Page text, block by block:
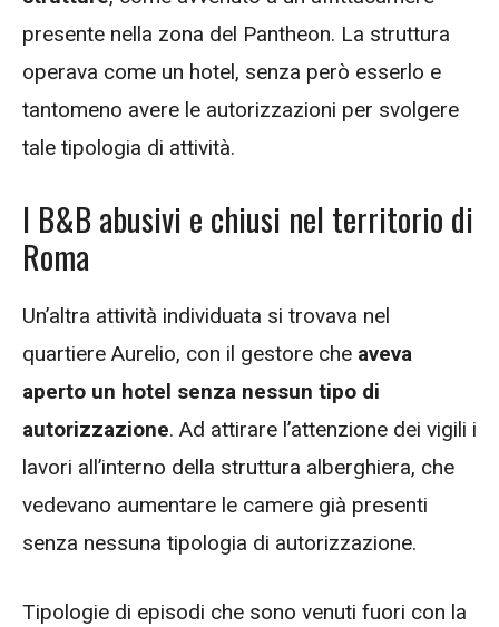
presente nella zona del Pantheon. La struttura
operava come un hotel, senza però esserlo e
tantomeno avere le autorizzazioni per svolgere
tale tipologia di attività.
I B&B abusivi e chiusi nel territorio di
Roma
Un’altra attività individuata si trovava nel
quartiere Aurelio, con il gestore che aveva
aperto un hotel senza nessun tipo di
autorizzazione. Ad attirare l’attenzione dei vigili i
lavori all’interno della struttura alberghiera, che
vedevano aumentare le camere già presenti
senza nessuna tipologia di autorizzazione.
Tipologie di episodi che sono venuti fuori con la